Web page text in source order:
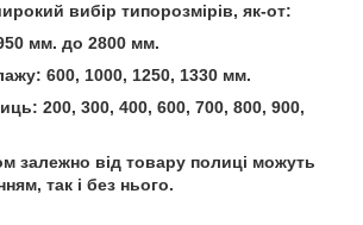
вибір типорозмірів, як-от:
мм. до 2800 мм.
600, 1000, 1250, 1330 мм.
200, 300, 400, 600, 700, 800, 900,
залежно від товару полиці можуть
так і без нього.